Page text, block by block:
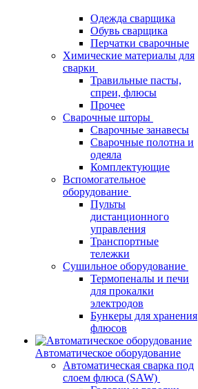
Одежда сварщика
Обувь сварщика
Перчатки сварочные
Химические материалы для
сварки
Травильные пасты,
спреи, флюсы
Прочее
Сварочные шторы
Сварочные занавесы
Сварочные полотна и
одеяла
Комплектующие
Вспомогательное
оборудование
Пульты
дистанционного
управления
Транспортные
тележки
Сушильное оборудование
Термопеналы и печи
для прокалки
электродов
Бункеры для хранения
флюсов
Автоматическое оборудование
Автоматическая сварка под
слоем флюса (SAW)